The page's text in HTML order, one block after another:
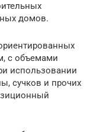
домов.
с объемами
использовании
сучков и прочих